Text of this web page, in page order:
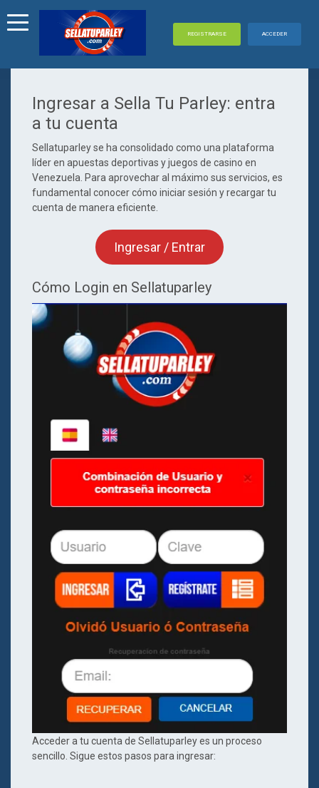
REGISTRARSE ACCEDER
Ingresar a Sella Tu Parley: entra
a tu cuenta
Sellatuparley se ha consolidado como una plataforma
líder en apuestas deportivas y juegos de casino en
Venezuela. Para aprovechar al máximo sus servicios, es
fundamental conocer cómo iniciar sesión y recargar tu
cuenta de manera eficiente.
Ingresar / Entrar
Cómo Login en Sellatuparley
Acceder a tu cuenta de Sellatuparley es un proceso
sencillo. Sigue estos pasos para ingresar: